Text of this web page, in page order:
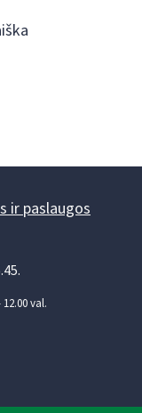
ir paslaugos
val.